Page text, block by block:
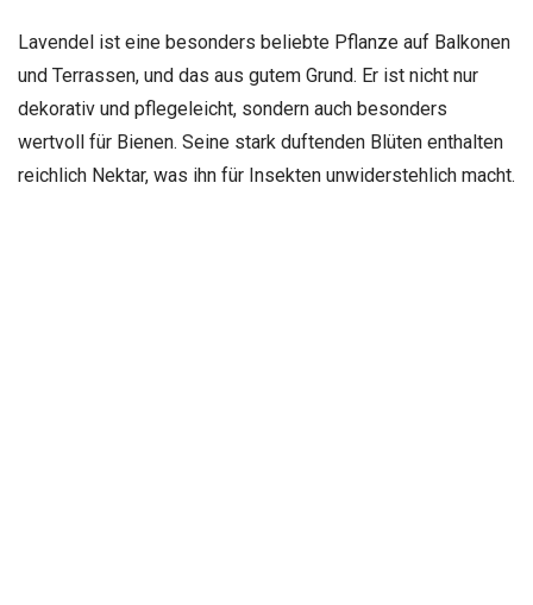
Lavendel ist eine besonders beliebte Pflanze auf Balkonen
und Terrassen, und das aus gutem Grund. Er ist nicht nur
dekorativ und pflegeleicht, sondern auch besonders
wertvoll für Bienen. Seine stark duftenden Blüten enthalten
reichlich Nektar, was ihn für Insekten unwiderstehlich macht.